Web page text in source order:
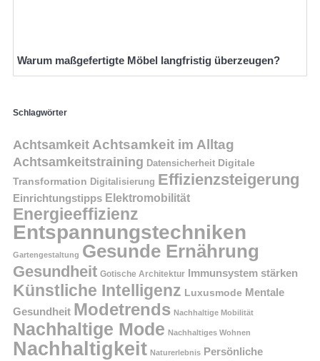
Warum maßgefertigte Möbel langfristig überzeugen?
Schlagwörter
Achtsamkeit Achtsamkeit im Alltag
Achtsamkeitstraining Datensicherheit Digitale
Transformation Digitalisierung Effizienzsteigerung
Einrichtungstipps Elektromobilität
Energieeffizienz
Entspannungstechniken
Gartengestaltung Gesunde Ernährung
Gesundheit Gotische Architektur Immunsystem stärken
Künstliche Intelligenz Luxusmode Mentale
Gesundheit Modetrends Nachhaltige Mobilität
Nachhaltige Mode Nachhaltiges Wohnen
Nachhaltigkeit Naturerlebnis Persönliche